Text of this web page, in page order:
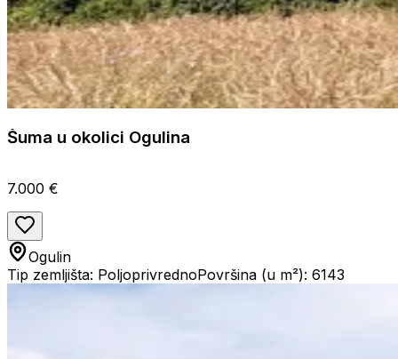
Šuma u okolici Ogulina
7.000 €
Ogulin
Tip zemljišta: PoljoprivrednoPovršina (u m²): 6143